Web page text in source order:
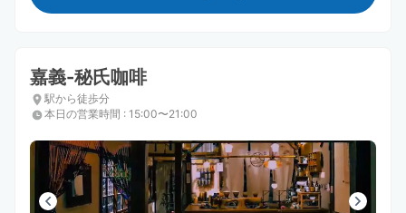
嘉義-秘氏咖啡
駅から徒歩分
本日の営業時間 : 15:00〜21:00